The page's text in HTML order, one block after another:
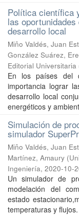
Política científica
las
desarrollo local
Miño Valdés, Juan
González Suárez,
Editorial Universitaria
En los países del
importancia lograr
desarrollo local
energéticos y
Simulación de
simulador
Miño Valdés, Juan
Martínez, Amaury (
Ingeniería, 2020-10-
Un simulador de
modelación del
estado
temperaturas y